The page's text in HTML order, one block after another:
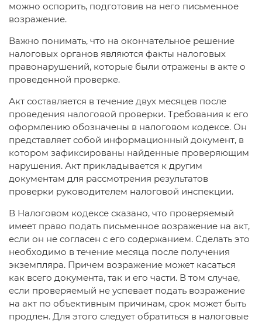
можно оспорить, подготовив на него письменное
возражение.
Важно понимать, что на окончательное решение
налоговых органов являются факты налоговых
правонарушений, которые были отражены в акте о
проведенной проверке.
Акт составляется в течение двух месяцев после
проведения налоговой проверки. Требования к его
оформлению обозначены в налоговом кодексе. Он
представляет собой информационный документ, в
котором зафиксированы найденные проверяющим
нарушения. Акт прикладывается к другим
документам для рассмотрения результатов
проверки руководителем налоговой инспекции.
В Налоговом кодексе сказано, что проверяемый
имеет право подать письменное возражение на акт,
если он не согласен с его содержанием. Сделать это
необходимо в течение месяца после получения
экземпляра. Причем возражение может касаться
как всего документа, так и его части. В том случае,
если проверяемый не успевает подать возражение
на акт по объективным причинам, срок может быть
продлен. Для этого следует обратиться в налоговые